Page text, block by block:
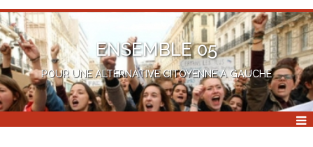
ENSEMBLE 05
POUR UNE ALTERNATIVE CITOYENNE A GAUCHE